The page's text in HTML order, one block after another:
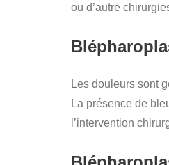
ou d’autre
Les douleurs sont
La présence de
l’intervention